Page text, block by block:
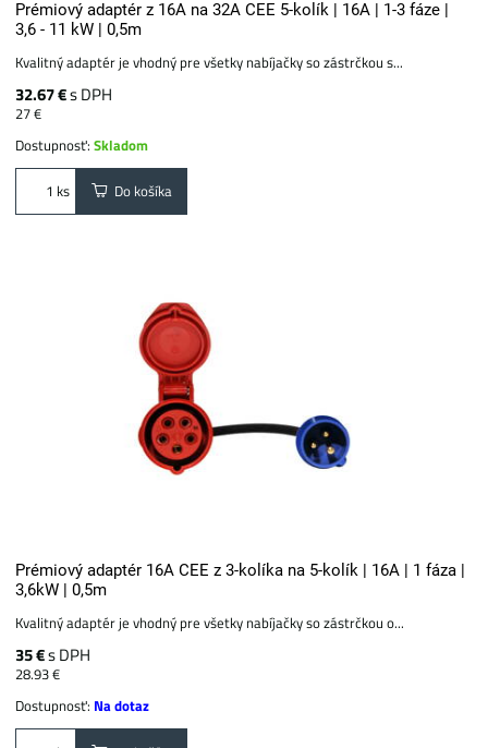
Prémiový adaptér z 16A na 32A CEE 5-kolík | 16A | 1-3 fáze |
3,6 - 11 kW | 0,5m
Kvalitný adaptér je vhodný pre všetky nabíjačky so zástrčkou s...
32.67 €s DPH
27 €
Dostupnosť:Skladom
ks Do košíka
Prémiový adaptér 16A CEE z 3-kolíka na 5-kolík | 16A | 1 fáza |
3,6kW | 0,5m
Kvalitný adaptér je vhodný pre všetky nabíjačky so zástrčkou o...
35 €s DPH
28.93 €
Dostupnosť: Na dotaz